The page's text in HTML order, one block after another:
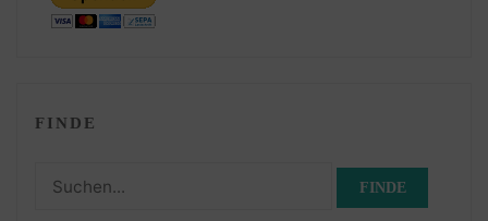
FINDE
Suchen